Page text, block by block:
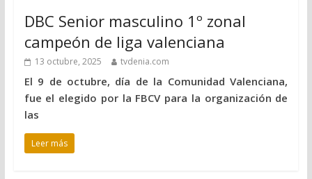
DBC Senior masculino 1º zonal
campeón de liga valenciana
13 octubre, 2025 tvdenia.com
El 9 de octubre, día de la Comunidad Valenciana,
fue el elegido por la FBCV para la organización de
las
Leer más